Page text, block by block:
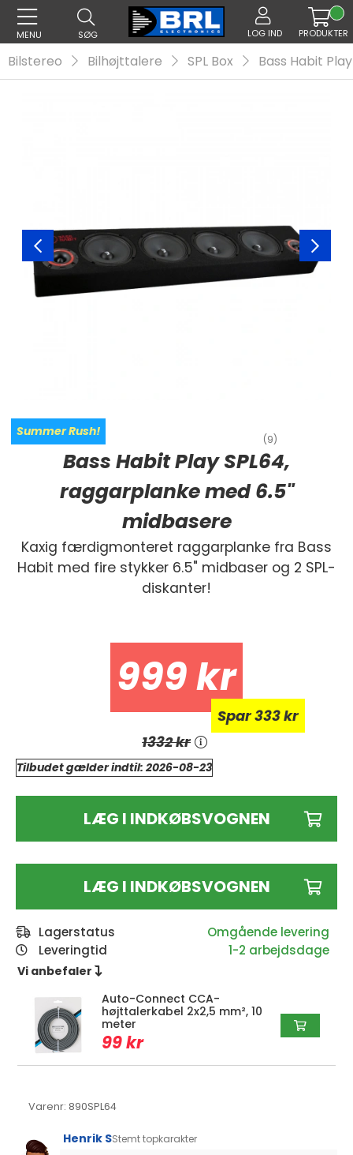
MENU SØG LOG IND PRODUKTER
Bilstereo Bilhøjttalere SPL Box Bass Habit
Summer Rush!
(9)
Bass Habit Play SPL64,
raggarplanke med 6.5"
midbasere
Kaxig færdigmonteret raggarplanke fra Bass
Habit med fire stykker 6.5" midbaser og 2 SPL-
diskanter!
999kr
Spar333kr
1332 kr
Tilbudet gælder indtil: 2026-08-23
LÆG I INDKØBSVOGNEN
LÆG I INDKØBSVOGNEN
Lagerstatus
Leveringtid
1-2 arbejdsdage
Vi anbefaler 
Auto-Connect CCA-
højttalerkabel 2x2,5 mm², 10
meter
99 kr
Varenr: 890SPL64
Henrik SStemt topkarakter